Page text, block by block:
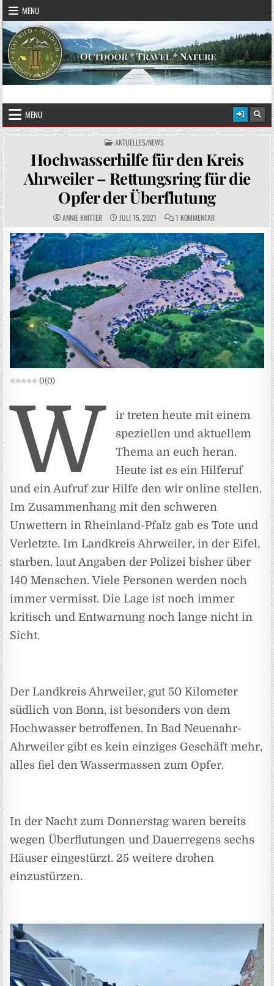
Skip to content
MENU
STAY WILD – OUTDOOR
MENU
POSTED IN
AKTUELLES/NEWS
Hochwasserhilfe für den Kreis
Ahrweiler – Rettungsring für die
Opfer der Überflutung
AUTHOR:
ANNIE KNITTER PUBLISHED DATE:
JULI 15, 2021 COMMENTS:
1 KOMMENTARZU
0(0)
W
ir treten heute mit einem
speziellen und aktuellem
Thema an euch heran.
Heute ist es ein Hilferuf
und ein Aufruf zur Hilfe den wir online stellen.
Im Zusammenhang mit den schweren
Unwettern in Rheinland-Pfalz gab es Tote und
Verletzte. Im Landkreis Ahrweiler, in der Eifel,
starben, laut Angaben der Polizei bisher über
140 Menschen. Viele Personen werden noch
immer vermisst. Die Lage ist noch immer
kritisch und Entwarnung noch lange nicht in
Sicht.
Der Landkreis Ahrweiler, gut 50 Kilometer
südlich von Bonn, ist besonders von dem
Hochwasser betroffenen. In Bad Neuenahr-
Ahrweiler gibt es kein einziges Geschäft mehr,
alles fiel den Wassermassen zum Opfer.
In der Nacht zum Donnerstag waren bereits
wegen Überflutungen und Dauerregens sechs
Häuser eingestürzt. 25 weitere drohen
einzustürzen.